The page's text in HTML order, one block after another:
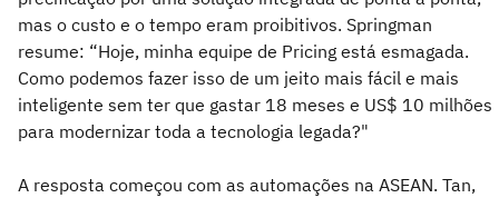
mas o custo e o tempo eram proibitivos. Springman
resume: “Hoje, minha equipe de Pricing está esmagada.
Como podemos fazer isso de um jeito mais fácil e mais
inteligente sem ter que gastar 18 meses e US$ 10 milhões
para modernizar toda a tecnologia legada?"
A resposta começou com as automações na ASEAN. Tan,